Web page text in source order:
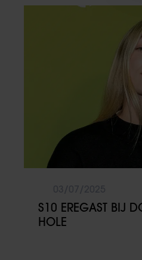
S10 EREGAST BIJ
HOLE